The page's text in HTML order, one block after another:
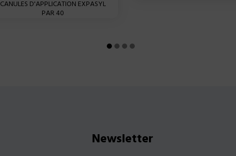
CANULES D'APPLICATION EXPASYL
PAR 40
Newsletter